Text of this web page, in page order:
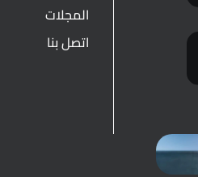
المجلات
اتصل بنا